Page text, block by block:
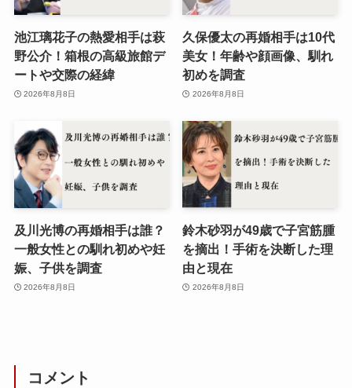
池江璃花子の熱愛相手は萩
野公介！箱根の高級旅館デ
ートや交際の経緯
2026年8月8日
久保優太の再婚相手は10代
美女！年齢や顔画像、馴れ
初めを調査
2026年8月8日
及川光博の再婚相手は誰？
一般女性との馴れ初めや妊
娠、子供を調査
2026年8月8日
鈴木砂羽が49歳で子宮筋腫
を摘出！手術を決断した理
由と現在
2026年8月8日
コメント